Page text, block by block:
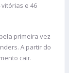
e 46
primeira vez
A partir do
cair.